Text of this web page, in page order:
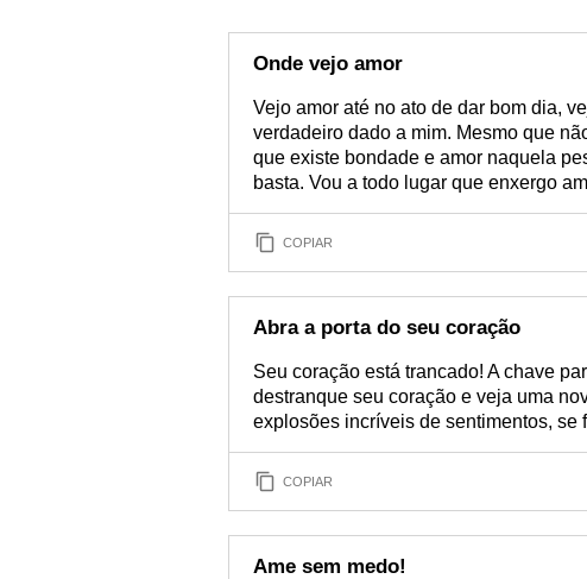
Onde vejo amor
Vejo amor até no ato de dar bom dia,
verdadeiro dado a mim. Mesmo que
que existe bondade e amor naquela
basta. Vou a todo lugar que enxergo
COPIAR
Abra a porta do seu coração
Seu coração está trancado! A chave
destranque seu coração e veja uma
explosões incríveis de sentimentos, se
COPIAR
Ame sem medo!